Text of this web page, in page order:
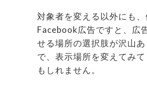
対象者を変える以外にも
Facebook広告ですと、広
せる場所の選択肢が沢山
で、表示場所を変えてみ
もしれません。